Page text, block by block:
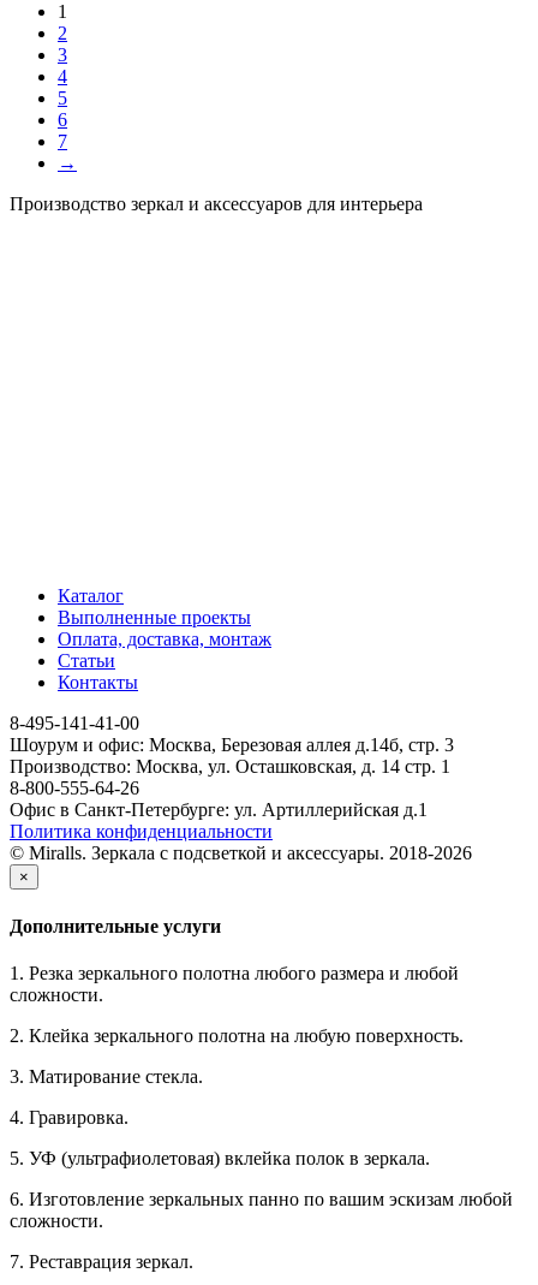
1
2
3
4
5
6
7
→
Производство зеркал и аксессуаров для интерьера
Каталог
Выполненные проекты
Оплата, доставка, монтаж
Статьи
Контакты
8-495-141-41-00
Шоурум и офис: Москва, Березовая аллея д.14б, стр. 3
Производство: Москва, ул. Осташковская, д. 14 стр. 1
8-800-555-64-26
Офис в Санкт-Петербурге: ул. Артиллерийская д.1
Политика конфиденциальности
© Miralls. Зеркала с подсветкой и аксессуары. 2018-2026
×
Дополнительные услуги
1. Резка зеркального полотна любого размера и любой
сложности.
2. Клейка зеркального полотна на любую поверхность.
3. Матирование стекла.
4. Гравировка.
5. УФ (ультрафиолетовая) вклейка полок в зеркала.
6. Изготовление зеркальных панно по вашим эскизам любой
сложности.
7. Реставрация зеркал.